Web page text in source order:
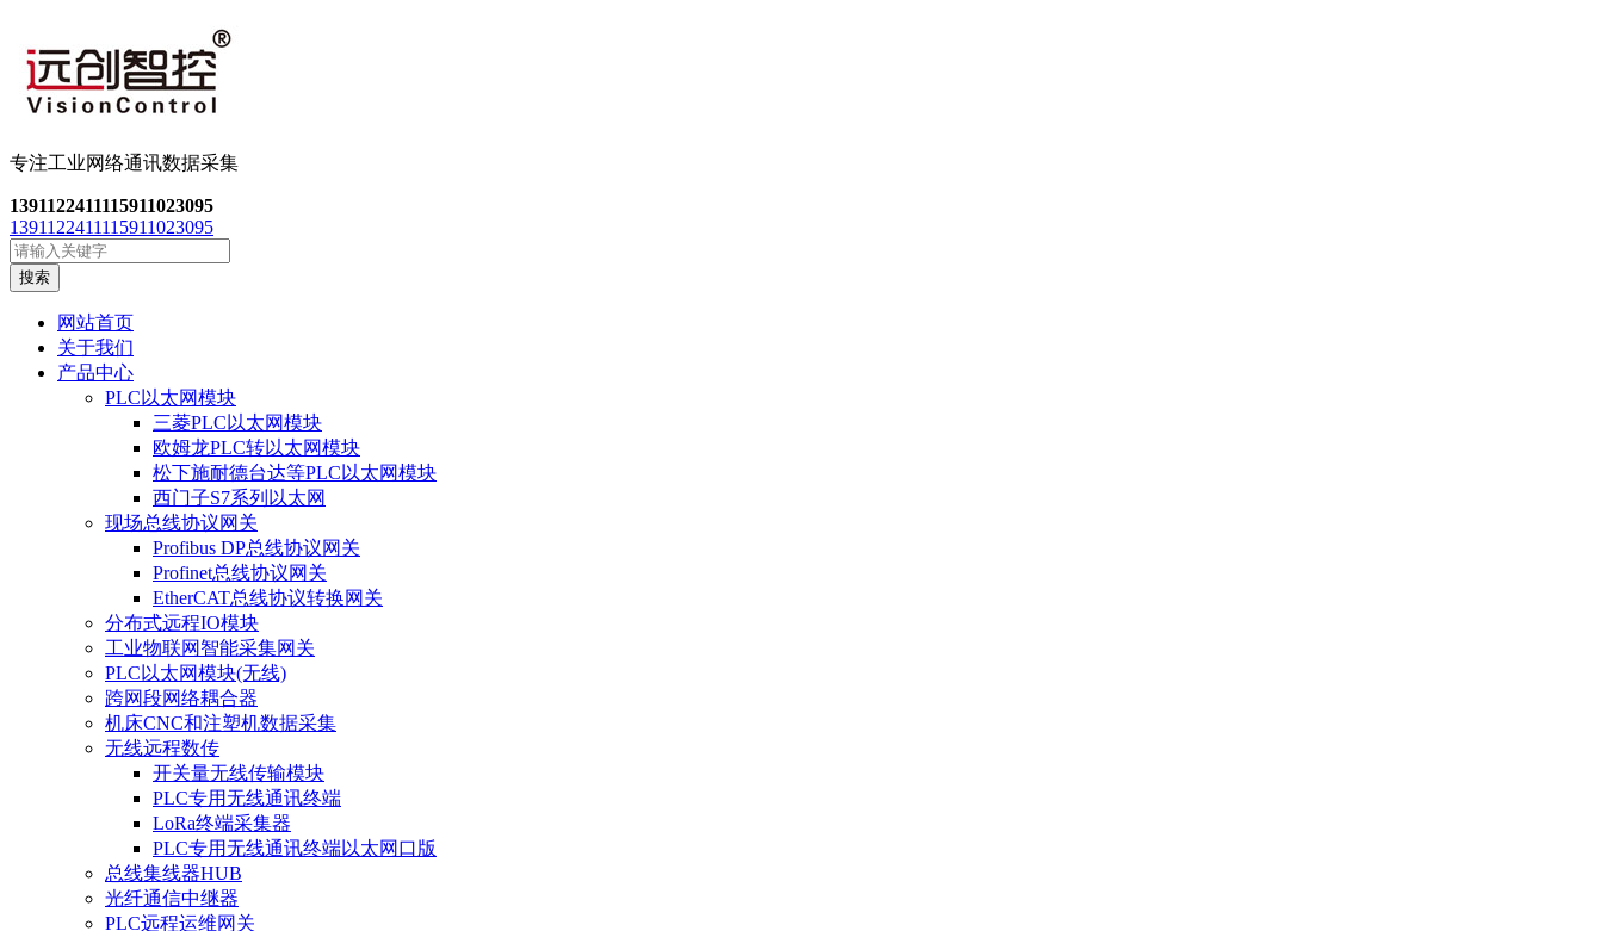
专注工业网络通讯数据采集
1391122411115911023095
1391122411115911023095
搜索
网站首页
关于我们
产品中心
PLC以太网模块
三菱PLC以太网模块
欧姆龙PLC转以太网模块
松下施耐德台达等PLC以太网模块
西门子S7系列以太网
现场总线协议网关
Profibus DP总线协议网关
Profinet总线协议网关
EtherCAT总线协议转换网关
分布式远程IO模块
工业物联网智能采集网关
PLC以太网模块(无线)
跨网段网络耦合器
机床CNC和注塑机数据采集
无线远程数传
开关量无线传输模块
PLC专用无线通讯终端
LoRa终端采集器
PLC专用无线通讯终端以太网口版
总线集线器HUB
光纤通信中继器
PLC远程运维网关